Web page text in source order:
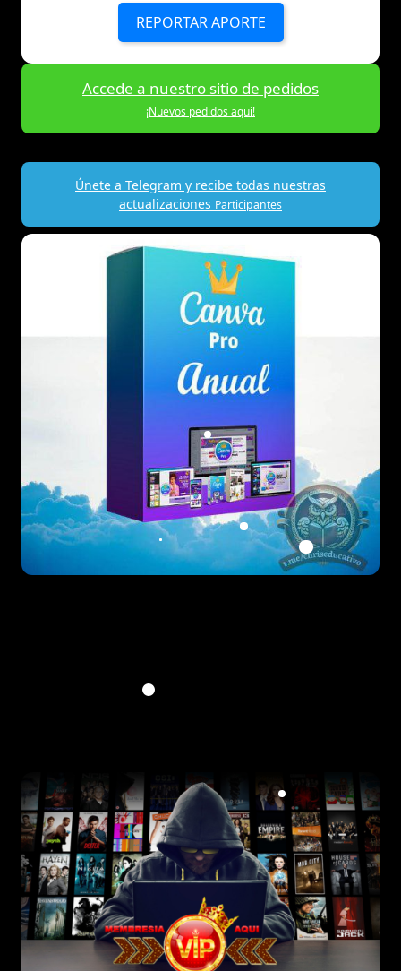
REPORTAR APORTE
Accede a nuestro sitio de pedidos
¡Nuevos pedidos aquí!
Únete a Telegram y recibe todas nuestras
actualizaciones Participantes